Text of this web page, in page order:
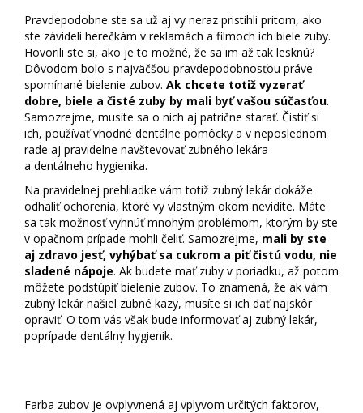
Pravdepodobne ste sa už aj vy neraz pristihli pritom, ako
ste závideli herečkám v reklamách a filmoch ich biele zuby.
Hovorili ste si, ako je to možné, že sa im až tak lesknú?
Dôvodom bolo s najväčšou pravdepodobnosťou práve
spomínané bielenie zubov. Ak chcete totiž vyzerať
dobre, biele a čisté zuby by mali byť vašou súčasťou.
Samozrejme, musíte sa o nich aj patrične starať. Čistiť si
ich, používať vhodné dentálne pomôcky a v neposlednom
rade aj pravidelne navštevovať zubného lekára
a dentálneho hygienika.
Na pravidelnej prehliadke vám totiž zubný lekár dokáže
odhaliť ochorenia, ktoré vy vlastným okom nevidíte. Máte
sa tak možnosť vyhnúť mnohým problémom, ktorým by ste
v opačnom prípade mohli čeliť. Samozrejme, mali by ste
aj zdravo jesť, vyhýbať sa cukrom a piť čistú vodu, nie
sladené nápoje. Ak budete mať zuby v poriadku, až potom
môžete podstúpiť bielenie zubov. To znamená, že ak vám
zubný lekár našiel zubné kazy, musíte si ich dať najskôr
opraviť. O tom vás však bude informovať aj zubný lekár,
poprípade dentálny hygienik.
Farba zubov je ovplyvnená aj vplyvom určitých faktorov,